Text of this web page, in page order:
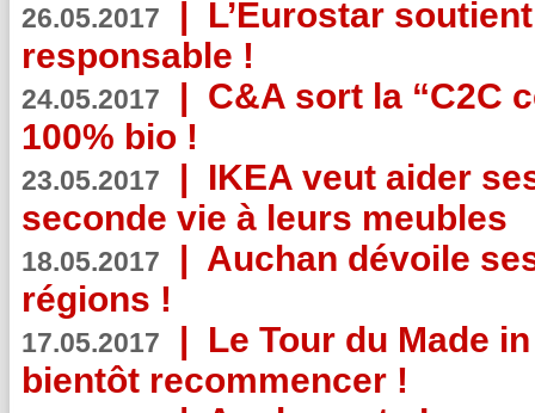
26.05.2017 | L’Eurostar
responsable !
24.05.2017 | C&A sort la “C2C
100% bio !
23.05.2017 | IKEA veut aider
seconde vie à leurs meubles
18.05.2017 | Auchan dévoile
régions !
17.05.2017 | Le Tour du Made
bientôt recommencer !